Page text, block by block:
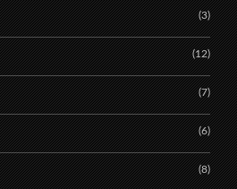
(3)
(12)
(7)
(6)
(8)